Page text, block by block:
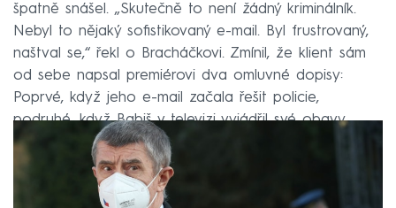
špatně snášel. „Skutečně to není žádný kriminálník.
Nebyl to nějaký sofistikovaný e-mail. Byl frustrovaný,
naštval se,“ řekl o Bracháčkovi. Zmínil, že klient sám
od sebe napsal premiérovi dva omluvné dopisy:
Poprvé, když jeho e-mail začala řešit policie,
podruhé, když Babiš v televizi vyjádřil své obavy.